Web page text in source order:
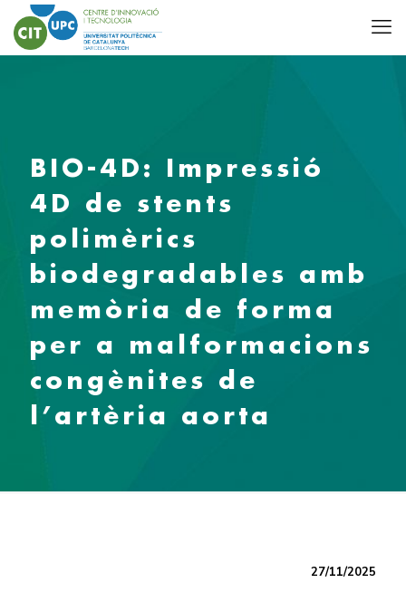
BIO-4D: Impressió
4D de stents
polimèrics
biodegradables amb
memòria de forma
per a malformacions
congènites de
l’artèria aorta
27/11/2025